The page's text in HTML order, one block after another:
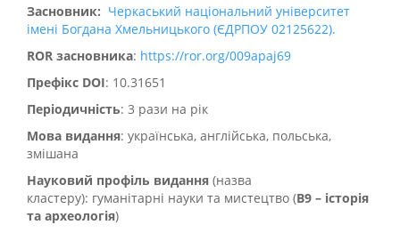
Засновник: Черкаський національний університет
імені Богдана Хмельницького (ЄДРПОУ 02125622).
ROR засновника: https://ror.org/009apaj69
Префікс DOI: 10.31651
Періодичність: 3 рази на рік
Мова видання: українська, англійська, польська,
змішана
Науковий профіль видання (назва
кластеру): гуманітарні науки та мистецтво (В9 – історія
та археологія)